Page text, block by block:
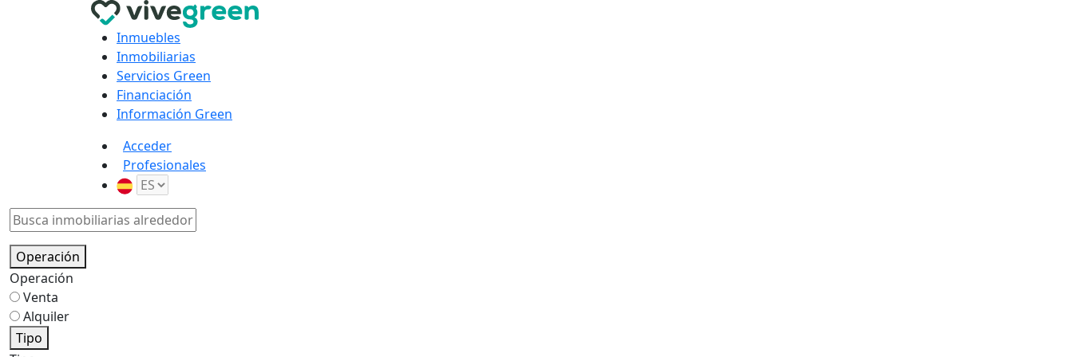
Inmuebles
Inmobiliarias
Servicios Green
Financiación
Información Green
Acceder
Profesionales
Operación
Operación
Venta
Alquiler
Tipo